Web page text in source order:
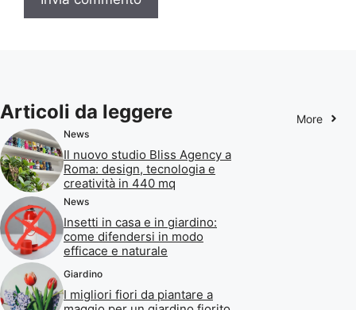
Articoli da leggere More
News
Il nuovo studio Bliss Agency a
Roma: design, tecnologia e
creatività in 440 mq
News
Insetti in casa e in giardino:
come difendersi in modo
efficace e naturale
Giardino
I migliori fiori da piantare a